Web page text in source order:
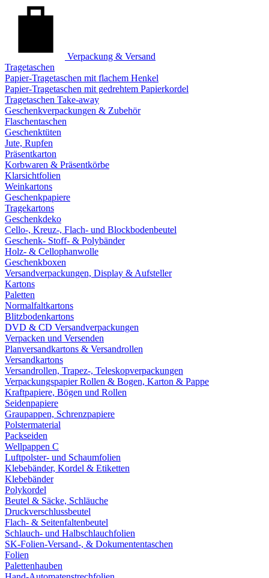
Verpackung & Versand
Tragetaschen
Papier-Tragetaschen mit flachem Henkel
Papier-Tragetaschen mit gedrehtem Papierkordel
Tragetaschen Take-away
Geschenkverpackungen & Zubehör
Flaschentaschen
Geschenktüten
Jute, Rupfen
Präsentkarton
Korbwaren & Präsentkörbe
Klarsichtfolien
Weinkartons
Geschenkpapiere
Tragekartons
Geschenkdeko
Cello-, Kreuz-, Flach- und Blockbodenbeutel
Geschenk- Stoff- & Polybänder
Holz- & Cellophanwolle
Geschenkboxen
Versandverpackungen, Display & Aufsteller
Kartons
Paletten
Normalfaltkartons
Blitzbodenkartons
DVD & CD Versandverpackungen
Verpacken und Versenden
Planversandkartons & Versandrollen
Versandkartons
Versandrollen, Trapez-, Teleskopverpackungen
Verpackungspapier Rollen & Bogen, Karton & Pappe
Kraftpapiere, Bögen und Rollen
Seidenpapiere
Graupappen, Schrenzpapiere
Polstermaterial
Packseiden
Wellpappen C
Luftpolster- und Schaumfolien
Klebebänder, Kordel & Etiketten
Klebebänder
Polykordel
Beutel & Säcke, Schläuche
Druckverschlussbeutel
Flach- & Seitenfaltenbeutel
Schlauch- und Halbschlauchfolien
SK-Folien-Versand-, & Dokumententaschen
Folien
Palettenhauben